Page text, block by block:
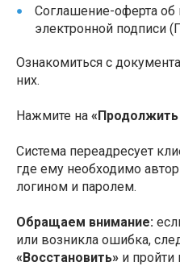
Соглашение-оферта об
электронной подписи
Ознакомиться с
них.
Нажмите на «Продолжить
Система переадресует
где ему необходимо
логином и паролем.
Обращаем внимание:
или возникла ошибка,
«Восстановить» и пройти